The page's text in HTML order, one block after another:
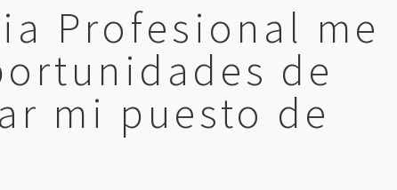
Profesional me
de
mi puesto de